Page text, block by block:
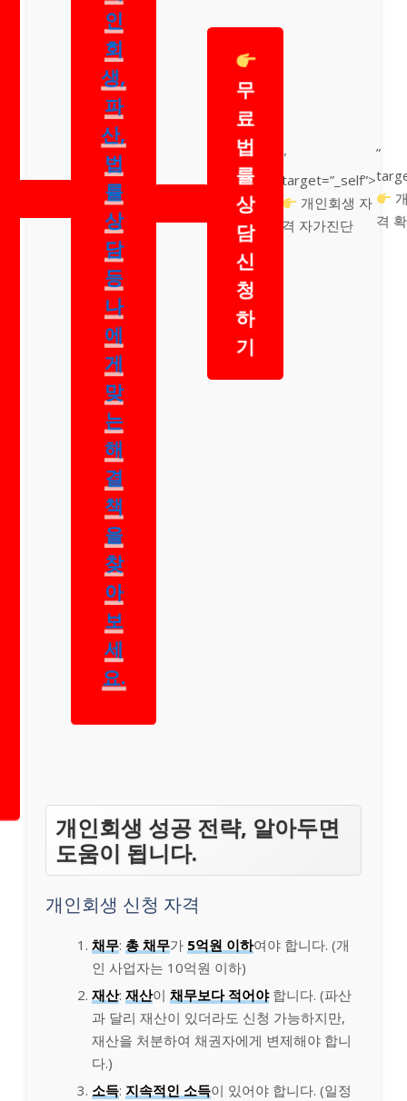
인
회
생,
파
산,
법
률
상
담
등
나
에
게
맞
는
해
결
책
을
찾
아
보
세
요.
무
료
법
률
상
담
신
청
하
기
”
target=”_self”>
개인회생 자
격 자가진단
”
격
개인회생 성공 전략, 알아두면
도움이 됩니다.
개인회생 신청 자격
채무: 총 채무가 5억원 이하여야 합니다. (개
인 사업자는 10억원 이하)
재산: 재산이 채무보다 적어야합니다. (파산
과 달리 재산이 있더라도 신청 가능하지만,
재산을 처분하여 채권자에게 변제해야 합니
다.)
소득: 지속적인 소득이 있어야 합니다. (일정